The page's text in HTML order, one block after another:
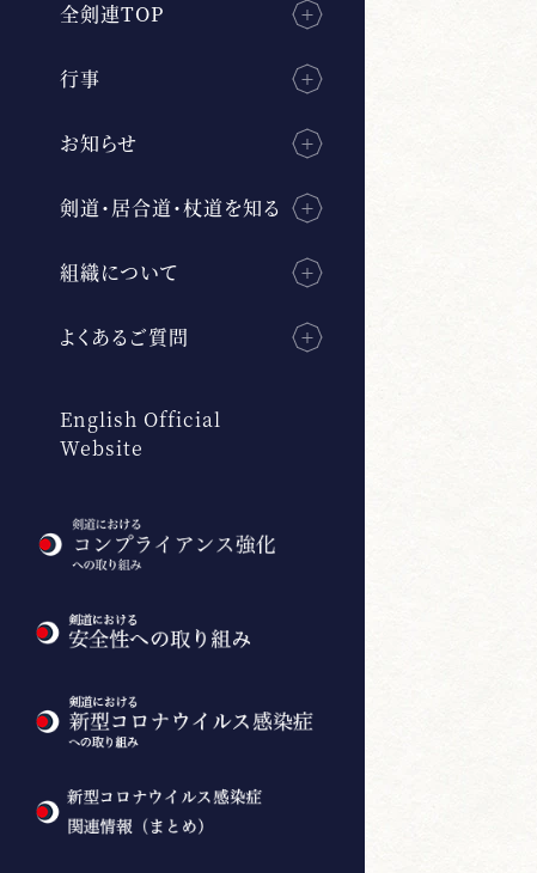
全剣連TOP
行事
お知らせ
剣道・居合道・杖道を知る
組織について
よくあるご質問
English Official
Website